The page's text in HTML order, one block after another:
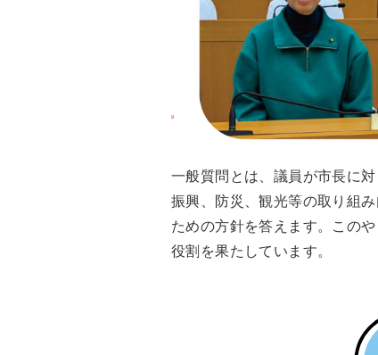
一般質問とは、議員が市長に
振興、防災、観光等の取り組
ための方針を答えます。この
役割を果たしています。